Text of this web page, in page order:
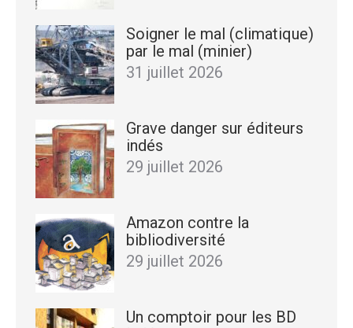
Soigner le mal (climatique)
par le mal (minier)
31 juillet 2026
Grave danger sur éditeurs
indés
29 juillet 2026
Amazon contre la
bibliodiversité
29 juillet 2026
Un comptoir pour les BD